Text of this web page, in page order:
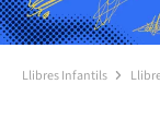
Llibres Infantils